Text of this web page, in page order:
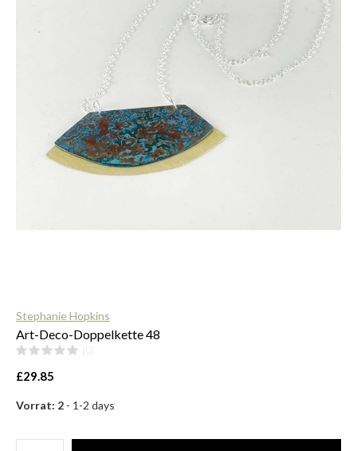
Stephanie Hopkins
Art-Deco-Doppelkette 48
£29.85
Vorrat: 2 - 1-2 days